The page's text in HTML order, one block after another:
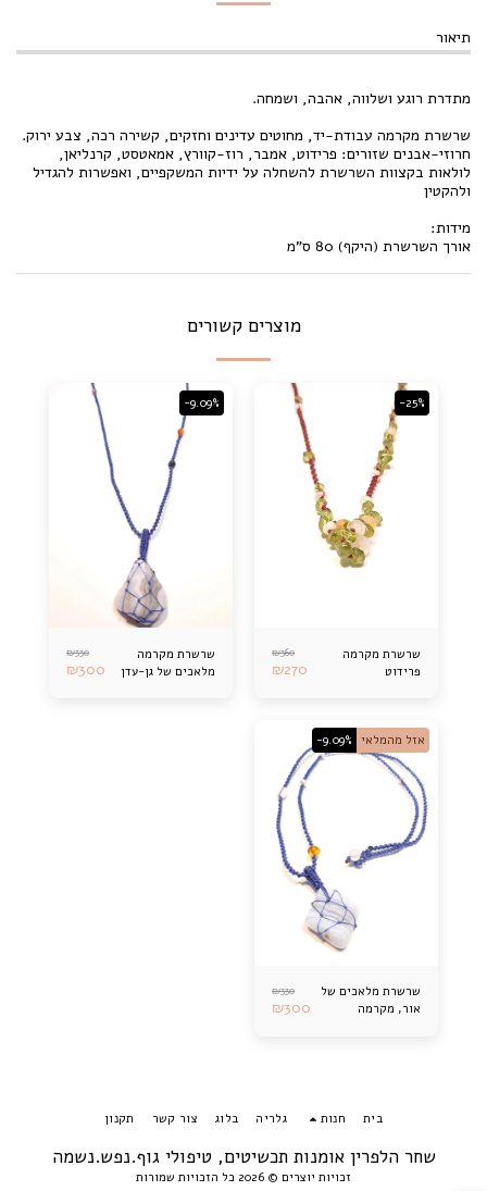
תיאור
מתדרת רוגע ושלווה, אהבה, ושמחה.
שרשרת מקרמה עבודת-יד, מחוטים עדינים וחזקים, קשירה רכה, צבע ירוק.
חרוזי-אבנים שזורים: פרידוט, אמבר, רוז-קוורץ, אמאטסט, קרנליאן,
לולאות בקצוות השרשרת להשחלה על ידיות המשקפיים, ואפשרות להגדיל
ולהקטין
מידות:
אורך השרשרת (היקף) 80 ס"מ
מוצרים קשורים
-25%
שרשרת מקרמה
פרידוט
₪360
₪270
-9.09%
שרשרת מקרמה
מלאכים של גן-עדן
₪330
₪300
אזל מהמלאי -9.09%
שרשרת מלאכים של
אור, מקרמה
₪330
₪300
שחר הלפרין אומנות תכשיטים, טיפולי גוף.נפש.נשמה
זכויות יוצרים © 2026 כל הזכויות שמורות
בית חנות גלריה בלוג צור קשר תקנון